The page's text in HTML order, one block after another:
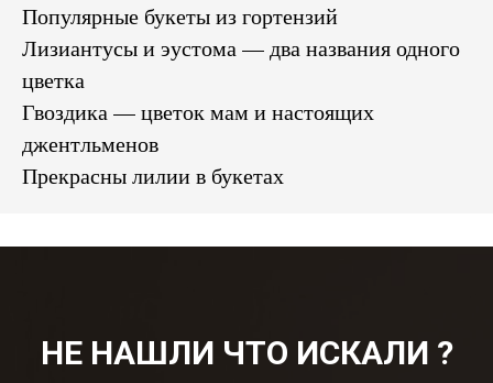
Популярные букеты из гортензий
Лизиантусы и эустома — два названия одного
цветка
Гвоздика — цветок мам и настоящих
джентльменов
Прекрасны лилии в букетах
НЕ НАШЛИ ЧТО ИСКАЛИ ?